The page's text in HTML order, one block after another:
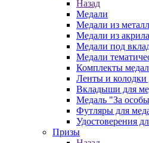
Назад
Медали
Медали из
Медали из
Медали под
Медали
Комплекты
Ленты и колодки
Вкладыши для
Медаль "За
Футляры для
Удостоверения
Призы